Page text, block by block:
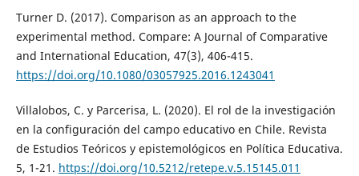
Turner D. (2017). Comparison as an approach to the
experimental method. Compare: A Journal of Comparative
and International Education, 47(3), 406-415.
https://doi.org/10.1080/03057925.2016.1243041
Villalobos, C. y Parcerisa, L. (2020). El rol de la investigación
en la configuración del campo educativo en Chile. Revista
de Estudios Teóricos y epistemológicos en Política Educativa.
5, 1-21. https://doi.org/10.5212/retepe.v.5.15145.011